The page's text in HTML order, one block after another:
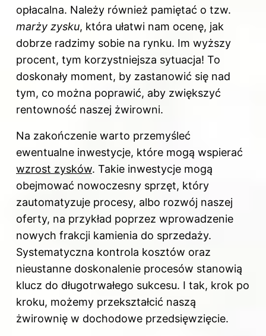
opłacalna. Należy również pamiętać o tzw.
marży zysku, która ułatwi nam ocenę, jak
dobrze radzimy sobie na rynku. Im wyższy
procent, tym korzystniejsza sytuacja! To
doskonały moment, by zastanowić się nad
tym, co można poprawić, aby zwiększyć
rentowność naszej żwirowni.
Na zakończenie warto przemyśleć
ewentualne inwestycje, które mogą wspierać
wzrost zysków. Takie inwestycje mogą
obejmować nowoczesny sprzęt, który
zautomatyzuje procesy, albo rozwój naszej
oferty, na przykład poprzez wprowadzenie
nowych frakcji kamienia do sprzedaży.
Systematyczna kontrola kosztów oraz
nieustanne doskonalenie procesów stanowią
klucz do długotrwałego sukcesu. I tak, krok po
kroku, możemy przekształcić naszą
żwirownię w dochodowe przedsięwzięcie.